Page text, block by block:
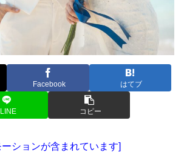
Facebook はてブ
LINE コピー
ションが含まれています]